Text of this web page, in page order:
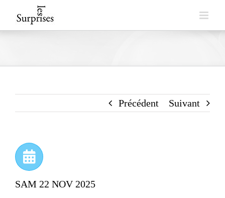
to
Précédent Suivant
SAM 22 NOV 2025